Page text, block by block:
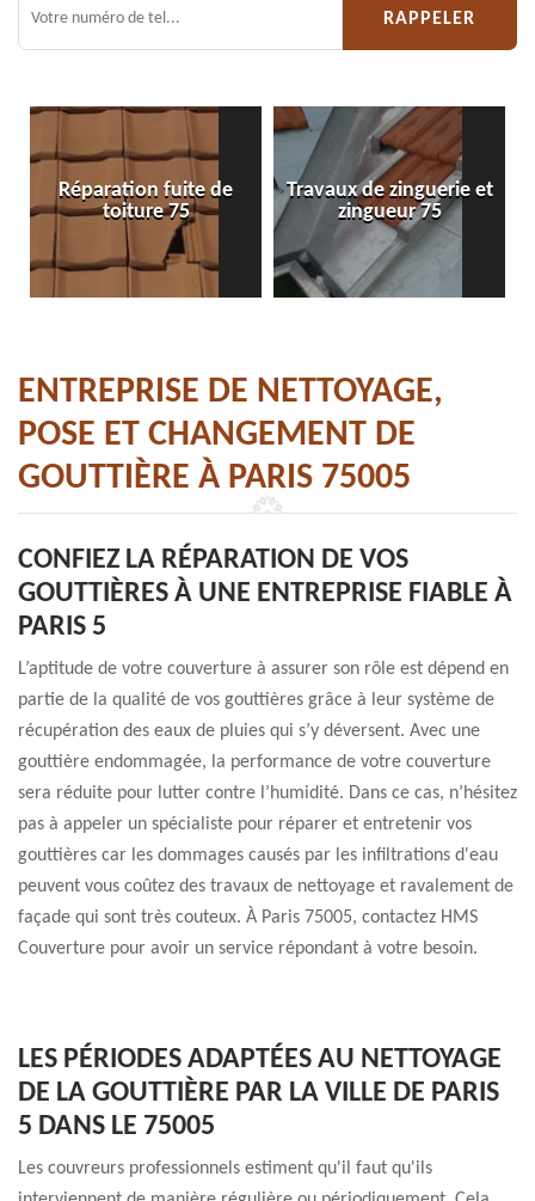
Réparation fuite de
toiture 75
Travaux de zinguerie et
zingueur 75
ENTREPRISE DE NETTOYAGE,
POSE ET CHANGEMENT DE
GOUTTIÈRE À PARIS 75005
CONFIEZ LA RÉPARATION DE VOS
GOUTTIÈRES À UNE ENTREPRISE FIABLE À
PARIS 5
L’aptitude de votre couverture à assurer son rôle est dépend en
partie de la qualité de vos gouttières grâce à leur système de
récupération des eaux de pluies qui s’y déversent. Avec une
gouttière endommagée, la performance de votre couverture
sera réduite pour lutter contre l’humidité. Dans ce cas, n’hésitez
pas à appeler un spécialiste pour réparer et entretenir vos
gouttières car les dommages causés par les infiltrations d'eau
peuvent vous coûtez des travaux de nettoyage et ravalement de
façade qui sont très couteux. À Paris 75005, contactez HMS
Couverture pour avoir un service répondant à votre besoin.
LES PÉRIODES ADAPTÉES AU NETTOYAGE
DE LA GOUTTIÈRE PAR LA VILLE DE PARIS
5 DANS LE 75005
Les couvreurs professionnels estiment qu'il faut qu'ils